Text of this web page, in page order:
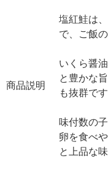
商品説明
塩紅鮭は
で、ご飯
いくら醤
と豊かな
も抜群です
味付数の
卵を食べ
と上品な